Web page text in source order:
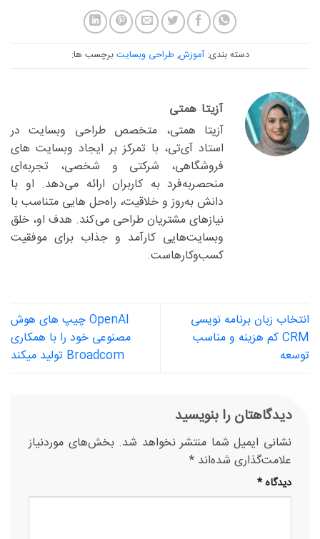
دسته بندی:آموزش, طراحی وبسایتبرچسب ها:
آزیتا همتی
آزیتا همتی، متخصص طراحی وبسایت در
استاد آی‌تی، با تمرکز بر ایجاد وبسایت های
فروشگاهی، شرکتی و شخصی، تجربه‌ای
منحصربه‌فرد به کاربران ارائه می‌دهد. او با
دانش به‌روز و خلاقیت، راه‌حل هایی متناسب با
نیازهای مشتریان طراحی می‌کند. هدف او، خلق
وبسایت‌هایی کارآمد و جذاب برای موفقیت
کسب‌وکارهاست.
انتخاب زبان برنامه نویسی
CRM کم هزینه و مناسب
توسعه
OpenAI چیپ های هوش
مصنوعی خود را با همکاری
Broadcom تولید میکند
دیدگاهتان را بنویسید
نشانی ایمیل شما منتشر نخواهد شد. بخش‌های موردنیاز
علامت‌گذاری شده‌اند *
دیدگاه*